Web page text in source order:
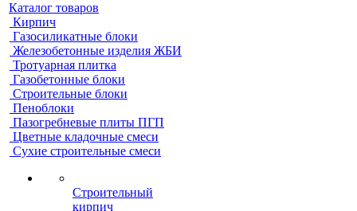
Каталог товаров
Кирпич
Газосиликатные блоки
Железобетонные изделия ЖБИ
Тротуарная плитка
Газобетонные блоки
Строительные блоки
Пеноблоки
Пазогребневые плиты ПГП
Цветные кладочные смеси
Сухие строительные смеси
Строительный
кирпич